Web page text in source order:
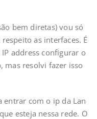
bem diretas) vou só
as interfaces. É
address configurar o
mas resolvi fazer isso
entrar com o ip da Lan
esteja nessa rede. O